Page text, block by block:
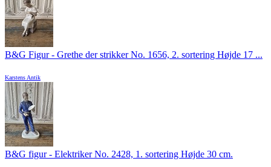
B&G Figur - Grethe der strikker No. 1656, 2. sortering Højde 17 ...
Karstens Antik
B&G figur - Elektriker No. 2428, 1. sortering Højde 30 cm.